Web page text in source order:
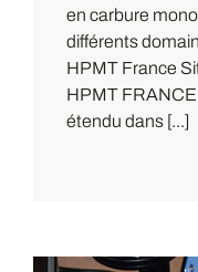
en carbure
différents
HPMT France
HPMT
étendu dans [...]